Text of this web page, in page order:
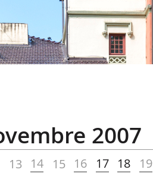
2007
13 14 15 16 17 18 19